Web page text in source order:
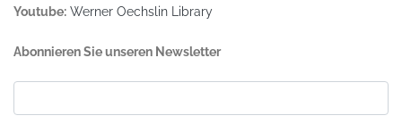
Youtube: Werner Oechslin Library
Abonnieren Sie unseren Newsletter